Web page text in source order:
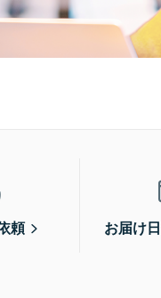
頼 お届け